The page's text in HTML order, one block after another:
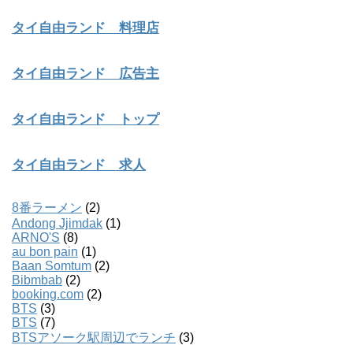
タイ自由ランド 料理店
タイ自由ランド 広告主
タイ自由ランド トップ
タイ自由ランド 求人
8番ラーメン (2)
Andong Jjimdak (1)
ARNO'S (8)
au bon pain (1)
Baan Somtum (2)
Bibmbab (2)
booking.com (2)
BTS (3)
BTS (7)
BTSアソーク駅周辺でランチ (3)